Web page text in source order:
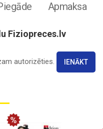
Apmaksa
Fiziopreces.lv
autorizēties. IENĀKT